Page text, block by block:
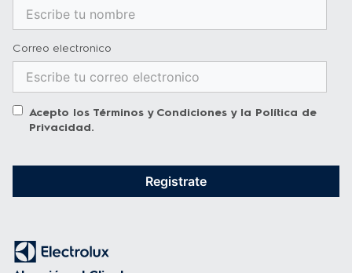
Correo electronico
Acepto los Términos y Condiciones y la Política de
Privacidad.
Registrate